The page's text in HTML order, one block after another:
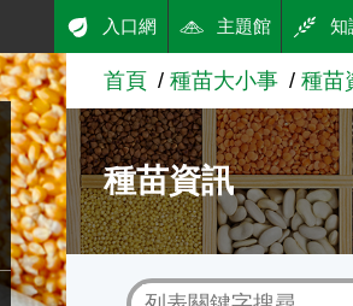
入口網 主題館 知
首頁 種苗大小事 種苗
種苗資訊